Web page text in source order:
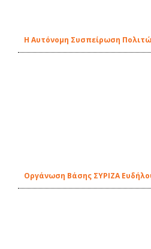
H Αυτόνομη Συσπείρωση
Οργάνωση Βάσης ΣΥΡΙΖΑ